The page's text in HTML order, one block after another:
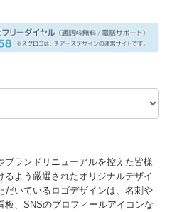
ブランドリニューアルを控えた皆様
よう厳選されたオリジナルデザイ
だいているロゴデザインは、名刺や
板、SNSのプロフィールアイコンな